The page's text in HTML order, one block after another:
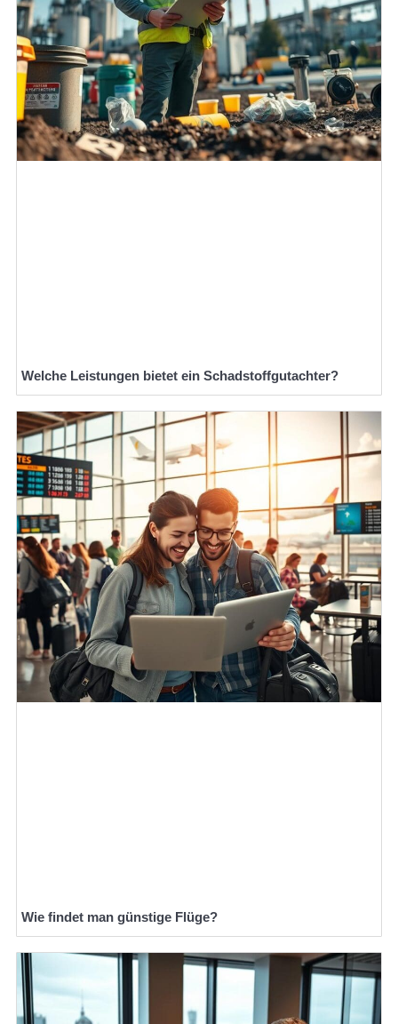
Welche Leistungen bietet ein Schadstoffgutachter?
Wie findet man günstige Flüge?